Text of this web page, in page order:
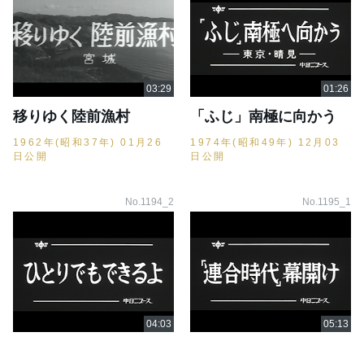
移りゆく陸前漁村
1962年(昭和37年) 01月26
日公開
「ふじ」南極に向かう
1974年(昭和49年) 12月03
日公開
No.1194_2 No.1195_1